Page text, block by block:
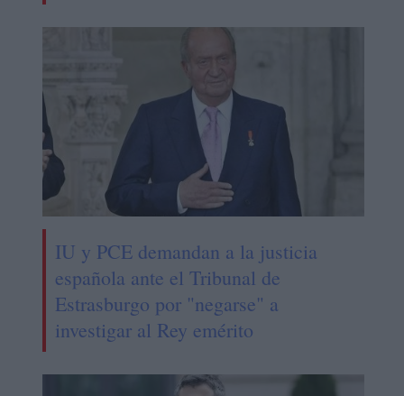
IU y PCE demandan a la justicia
española ante el Tribunal de
Estrasburgo por "negarse" a
investigar al Rey emérito